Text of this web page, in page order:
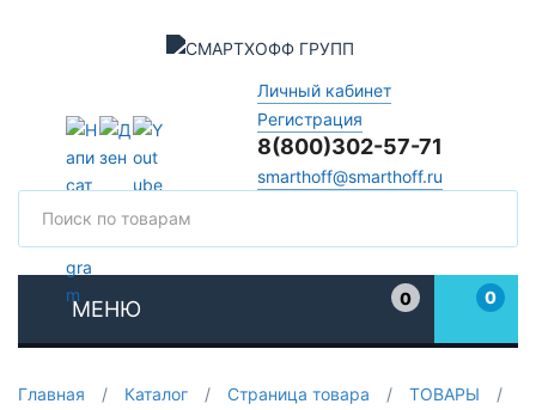
Личный кабинет
Регистрация
8(800)302-57-71
smarthoff@smarthoff.ru
МЕНЮ
0
0
Главная / Каталог / Страница товара / ТОВАРЫ
/